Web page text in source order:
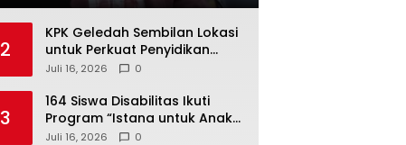
2
KPK Geledah Sembilan Lokasi
untuk Perkuat Penyidikan
Dugaan Pemerasan Bupati
Juli 16, 2026 0
3
164 Siswa Disabilitas Ikuti
Program “Istana untuk Anak
Sekolah”, Kenali Sejarah
Juli 16, 2026 0